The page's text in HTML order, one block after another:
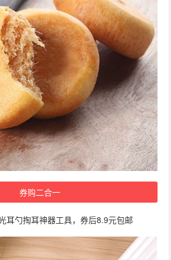
券购二合一
耳勺掏耳神器工具，券后8.9元包邮